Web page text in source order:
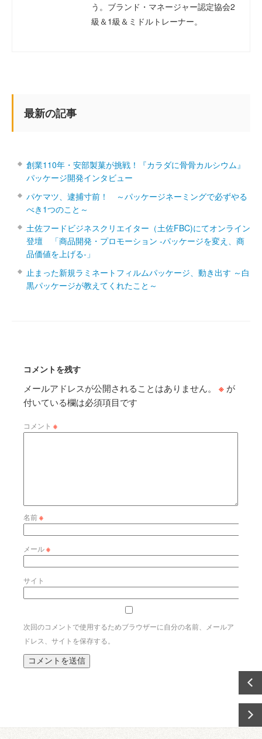
う。ブランド・マネージャー認定協会2
級＆1級＆ミドルトレーナー。
最新の記事
創業110年・安部製菓が挑戦！『カラダに骨骨カルシウム』
パッケージ開発インタビュー
パケマツ、逮捕寸前！ ～パッケージネーミングで必ずやる
べき1つのこと～
土佐フードビジネスクリエイター（土佐FBC)にてオンライン
登壇 「商品開発・プロモーション ‐パッケージを変え、商
品価値を上げる‐」
止まった新規ラミネートフィルムパッケージ、動き出す ～白
黒パッケージが教えてくれたこと～
コメントを残す
メールアドレスが公開されることはありません。 ※ が
付いている欄は必須項目です
コメント ※
名前※
メール※
サイト
次回のコメントで使用するためブラウザーに自分の名前、メールア
ドレス、サイトを保存する。